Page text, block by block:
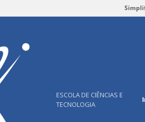
ESCOLA DE CIÊNCIAS E
TECNOLOGIA
do CONECT –